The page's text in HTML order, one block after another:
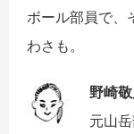
ボール部員で、
わさも。
野崎
元山